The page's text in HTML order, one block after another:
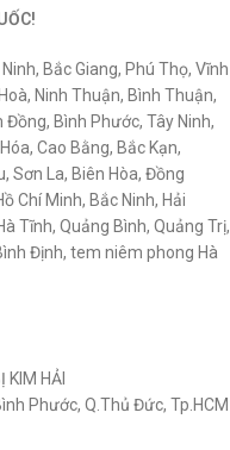
Bắc Giang, Phú Thọ, Vĩnh
Ninh Thuận, Bình Thuận,
Đồng, Bình Phước, Tây Ninh,
Cao Bằng, Bắc Kạn,
Sơn La, Biên Hòa, Đồng
Chí Minh, Bắc Ninh, Hải
Tĩnh, Quảng Bình, Quảng Trị,
Định, tem niêm phong Hà
KIM HẢI
Phước, Q.Thủ Đức, Tp.HCM